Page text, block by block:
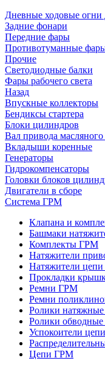
Дневные ходовые
Задние фонари
Передние фары
Противотуманные
Прочие
Светодиодные балки
Фары рабочего света
Назад
Впускные коллекторы
Бендиксы стартера
Блоки цилиндров
Вал привода масляного
Вкладыши коренные
Генераторы
Гидрокомпенсаторы
Головки блоков
Двигатели в сборе
Система ГРМ
Клапана и
Башмаки
Комплекты ГРМ
Натяжители
Натяжители
Прокладки
Ремни ГРМ
Ремни
Ролики
Ролики
Успокоители цепи
Цепи ГРМ